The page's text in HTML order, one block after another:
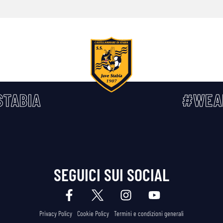
SEGUICI SUI SOCIAL
Privacy Policy Cookie Policy Termini e condizioni generali